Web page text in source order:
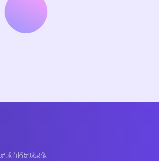
足球直播足球录像